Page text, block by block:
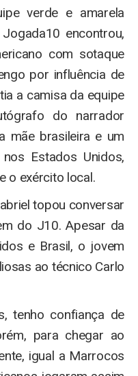
verde e amarela
encontrou,
com sotaque
por influência de
a camisa da equipe
do narrador
mãe brasileira e um
Estados Unidos,
o exército local.
topou conversar
do J10. Apesar da
e Brasil, o jovem
ao técnico Carlo
tenho confiança de
para chegar ao
igual a Marrocos